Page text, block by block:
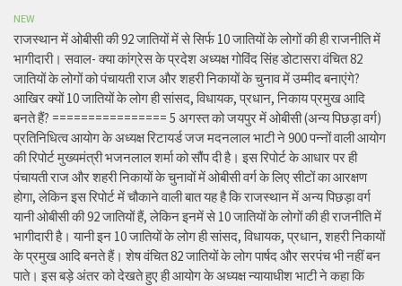
NEW
राजस्थान में ओबीसी की 92 जातियों में से सिर्फ 10 जातियों के लोगों की ही राजनीति में
भागीदारी। सवाल- क्या कांग्रेस के प्रदेश अध्यक्ष गोविंद सिंह डोटासरा वंचित 82
जातियों के लोगों को पंचायती राज और शहरी निकायों के चुनाव में उम्मीद बनाएंगे?
आखिर क्यों 10 जातियों के लोग ही सांसद, विधायक, प्रधान, निकाय प्रमुख आदि
बनते हैं? ================ 5 अगस्त को जयपुर में ओबीसी (अन्य पिछड़ा वर्ग)
प्रतिनिधित्व आयोग के अध्यक्ष रिटायर्ड जज मदनलाल भाटी ने 900 पन्नों वाली आयोग
की रिपोर्ट मुख्यमंत्री भजनलाल शर्मा को सौंप दी है। इस रिपोर्ट के आधार पर ही
पंचायती राज और शहरी निकायों के चुनावों में ओबीसी वर्ग के लिए सीटों का आरक्षण
होगा, लेकिन इस रिपोर्ट में चौकाने वाली बात यह है कि राजस्थान में अन्य पिछड़ा वर्ग
यानी ओबीसी की 92 जातियों हैं, लेकिन इनमें से 10 जातियों के लोगों की ही राजनीति में
भागीदारी है। यानी इन 10 जातियों के लोग ही सांसद, विधायक, प्रधान, शहरी निकायों
के प्रमुख आदि बनते हैं। शेष वंचित 82 जातियों के लोग पार्षद और सरपंच भी नहीं बन
पाते। इस बड़े अंतर को देखते हुए ही आयोग के अध्यक्ष न्यायाधीश भाटी ने कहा कि